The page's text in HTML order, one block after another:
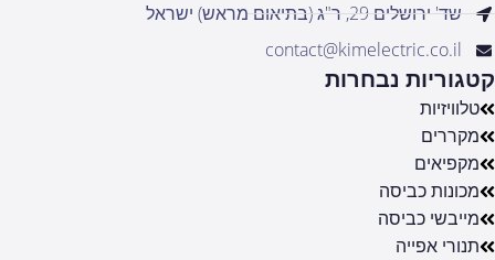
שד' ירושלים 29, ר"ג (בתיאום מראש) ישראל
contact@kimelectric.co.il
קטגוריות נבחרות
טלוויזיות
מקררים
מקפיאים
מכונות כביסה
מייבשי כביסה
תנורי אפייה